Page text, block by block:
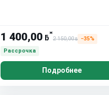
1 400,00 ƃ*
2 150,00ƃ
−35%
Рассрочка
Подробнее